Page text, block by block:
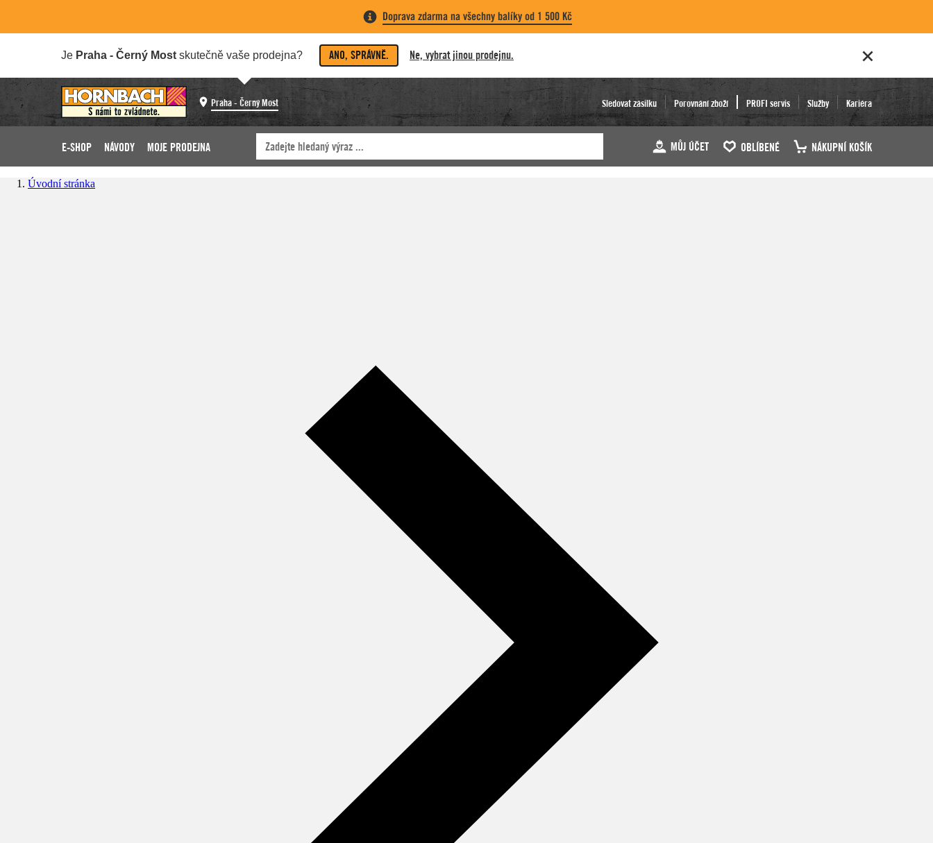
Doprava zdarma na všechny balíky od 1 500 Kč
Je Praha - Černý Most skutečně vaše prodejna? ANO, SPRÁVNĚ. Ne, vybrat jinou prodejnu.
Praha - Černý Most Sledovat zásilku Porovnání zboží PROFI servis Služby Kariéra
E-SHOP NÁVODY MOJE PRODEJNA MŮJ ÚČET OBLÍBENÉ NÁKUPNÍ KOŠÍK
Úvodní stránka